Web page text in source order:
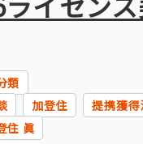
類
加登住 提携獲得
住 眞